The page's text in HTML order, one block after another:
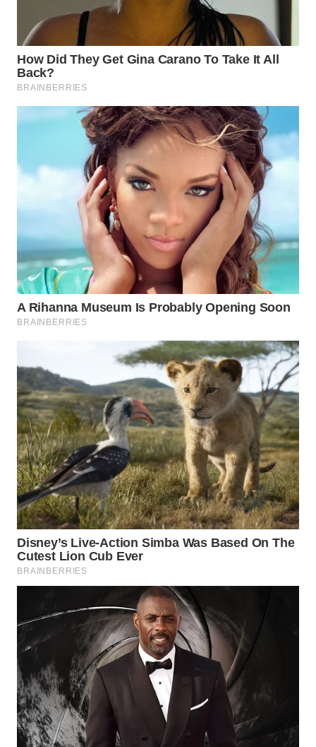
SUKABUMI
WN
TIMUR
WN
SOLO
WN
BOROBUDUR
MADURA
WN
SURABAYA
WN
NATUNA
WN
BINTAN
WN
WN
LIKUPANG
WN
LABUANBAJO
WN
BORNEO